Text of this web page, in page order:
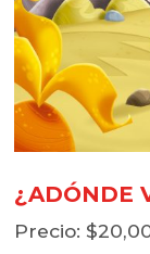
¿ADÓNDE
$